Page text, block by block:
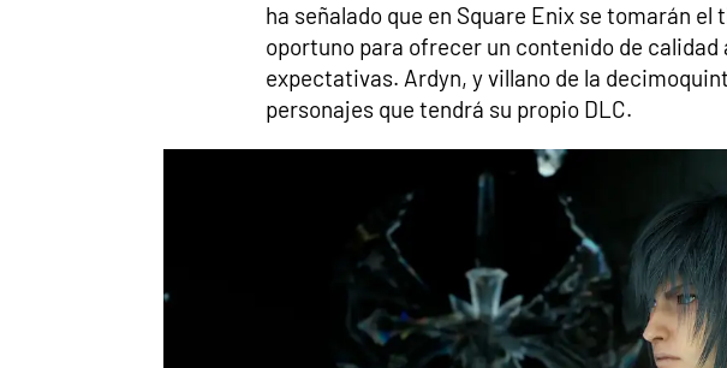
ha señalado que en Square Enix se tomarán el
oportuno para ofrecer un contenido de calidad
expectativas. Ardyn, y villano de la
personajes que tendrá su propio DLC.